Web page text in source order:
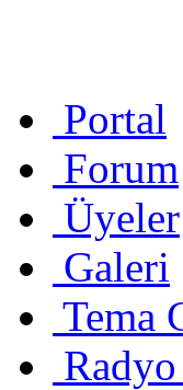
Portal
Forum
Üyeler
Galeri
Tema